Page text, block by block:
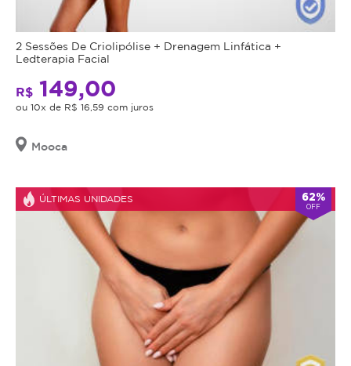
2 Sessões De Criolipólise + Drenagem Linfática +
Ledterapia Facial
R$ 149,00
ou 10x de R$ 16,59 com juros
Mooca
ÚLTIMAS UNIDADES 62%
OFF